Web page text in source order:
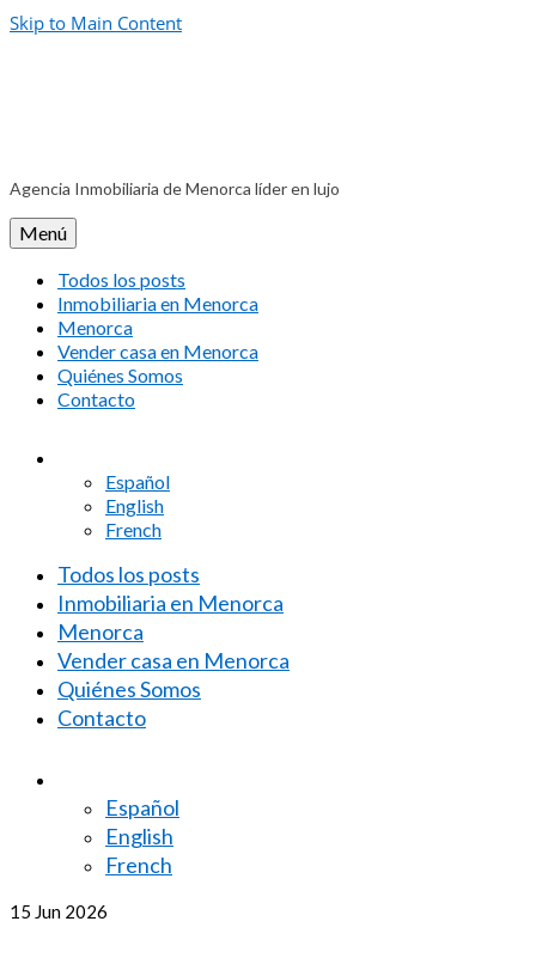
Skip to Main Content
Agencia Inmobiliaria de Menorca líder en lujo
Menú
Todos los posts
Inmobiliaria en Menorca
Menorca
Vender casa en Menorca
Quiénes Somos
Contacto
Español
English
French
Todos los posts
Inmobiliaria en Menorca
Menorca
Vender casa en Menorca
Quiénes Somos
Contacto
Español
English
French
15 Jun 2026